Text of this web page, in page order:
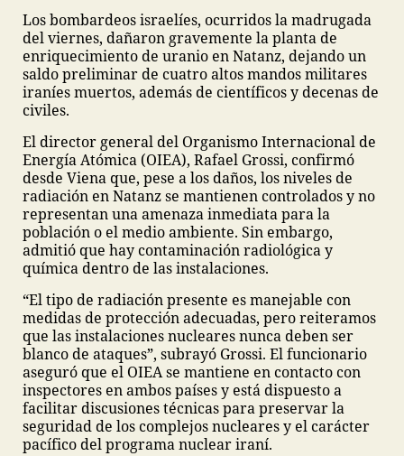
Los bombardeos israelíes, ocurridos la madrugada
del viernes, dañaron gravemente la planta de
enriquecimiento de uranio en Natanz, dejando un
saldo preliminar de cuatro altos mandos militares
iraníes muertos, además de científicos y decenas de
civiles.
El director general del Organismo Internacional de
Energía Atómica (OIEA), Rafael Grossi, confirmó
desde Viena que, pese a los daños, los niveles de
radiación en Natanz se mantienen controlados y no
representan una amenaza inmediata para la
población o el medio ambiente. Sin embargo,
admitió que hay contaminación radiológica y
química dentro de las instalaciones.
“El tipo de radiación presente es manejable con
medidas de protección adecuadas, pero reiteramos
que las instalaciones nucleares nunca deben ser
blanco de ataques”, subrayó Grossi. El funcionario
aseguró que el OIEA se mantiene en contacto con
inspectores en ambos países y está dispuesto a
facilitar discusiones técnicas para preservar la
seguridad de los complejos nucleares y el carácter
pacífico del programa nuclear iraní.